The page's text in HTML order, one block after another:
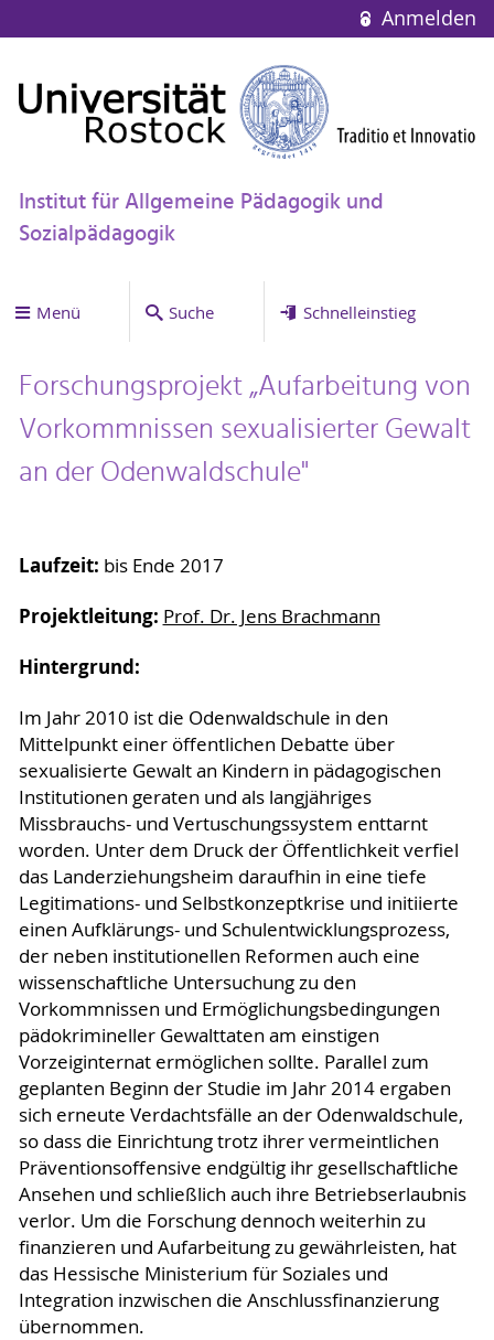
Anmelden
Institut für Allgemeine Pädagogik und
Sozialpädagogik
Menü Suche Schnelleinstieg
Forschungsprojekt „Aufarbeitung von
Vorkommnissen sexualisierter Gewalt
an der Odenwaldschule"
Laufzeit: bis Ende 2017
Projektleitung: Prof. Dr. Jens Brachmann
Hintergrund:
Im Jahr 2010 ist die Odenwaldschule in den
Mittelpunkt einer öffentlichen Debatte über
sexualisierte Gewalt an Kindern in pädagogischen
Institutionen geraten und als langjähriges
Missbrauchs- und Vertuschungssystem enttarnt
worden. Unter dem Druck der Öffentlichkeit verfiel
das Landerziehungsheim daraufhin in eine tiefe
Legitimations- und Selbstkonzeptkrise und initiierte
einen Aufklärungs- und Schulentwicklungsprozess,
der neben institutionellen Reformen auch eine
wissenschaftliche Untersuchung zu den
Vorkommnissen und Ermöglichungsbedingungen
pädokrimineller Gewalttaten am einstigen
Vorzeiginternat ermöglichen sollte. Parallel zum
geplanten Beginn der Studie im Jahr 2014 ergaben
sich erneute Verdachtsfälle an der Odenwaldschule,
so dass die Einrichtung trotz ihrer vermeintlichen
Präventionsoffensive endgültig ihr gesellschaftliche
Ansehen und schließlich auch ihre Betriebserlaubnis
verlor. Um die Forschung dennoch weiterhin zu
finanzieren und Aufarbeitung zu gewährleisten, hat
das Hessische Ministerium für Soziales und
Integration inzwischen die Anschlussfinanzierung
übernommen.